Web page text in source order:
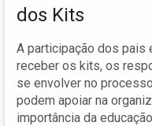
dos Kits
A participação dos pais
receber os kits, os
se envolver no
podem apoiar na
importância da